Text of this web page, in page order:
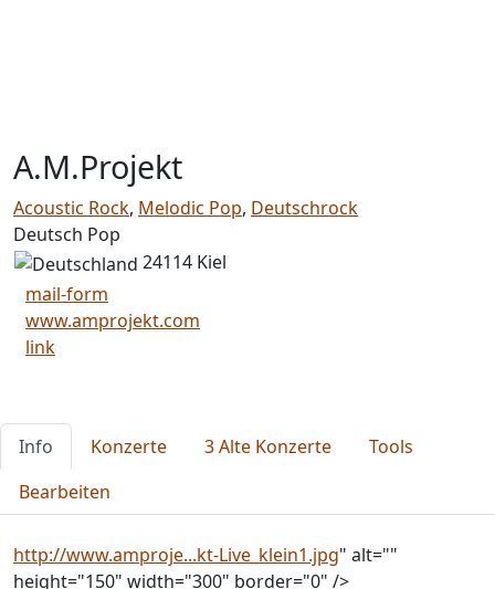
A.M.Projekt
Acoustic Rock, Melodic Pop, Deutschrock
Deutsch Pop
24114 Kiel
mail-form
www.amprojekt.com
link
Info Konzerte 3 Alte Konzerte
Tools
Bearbeiten
http://www.amproje...kt-Live_klein1.jpg" alt=""
height="150" width="300" border="0" />